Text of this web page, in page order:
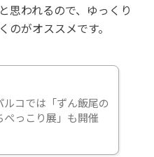
思われるので、ゆっくり
がオススメです。
ルコでは「ずん飯尾の
ぺっこり展」も開催